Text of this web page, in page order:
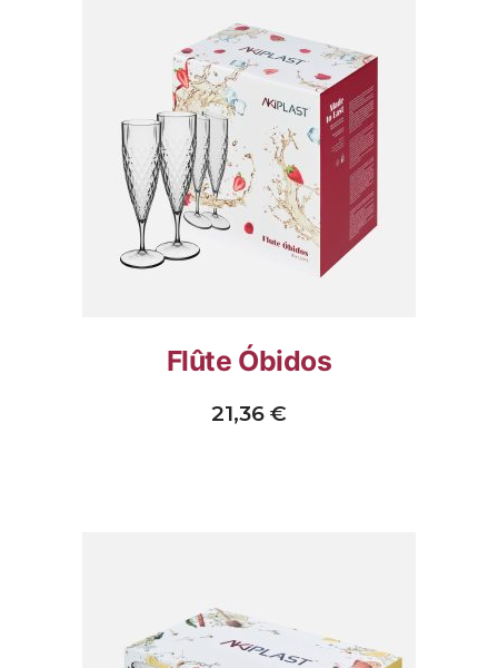
Flûte Óbidos
21,36 €